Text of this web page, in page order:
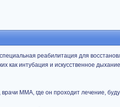
реабилитация для
как интубация и искусственное
ММА, где он проходит лечение,